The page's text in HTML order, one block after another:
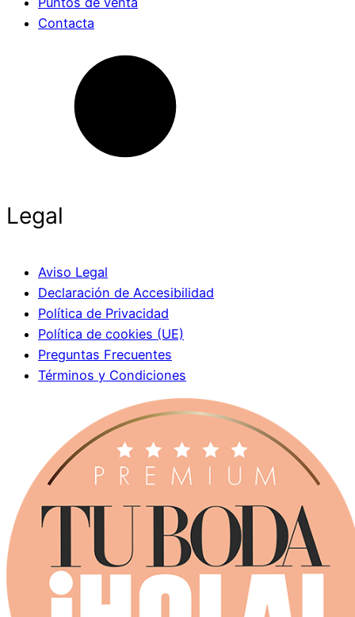
Contacta
Legal
Aviso Legal
Declaración de Accesibilidad
Política de Privacidad
Política de cookies (UE)
Preguntas Frecuentes
Términos y Condiciones